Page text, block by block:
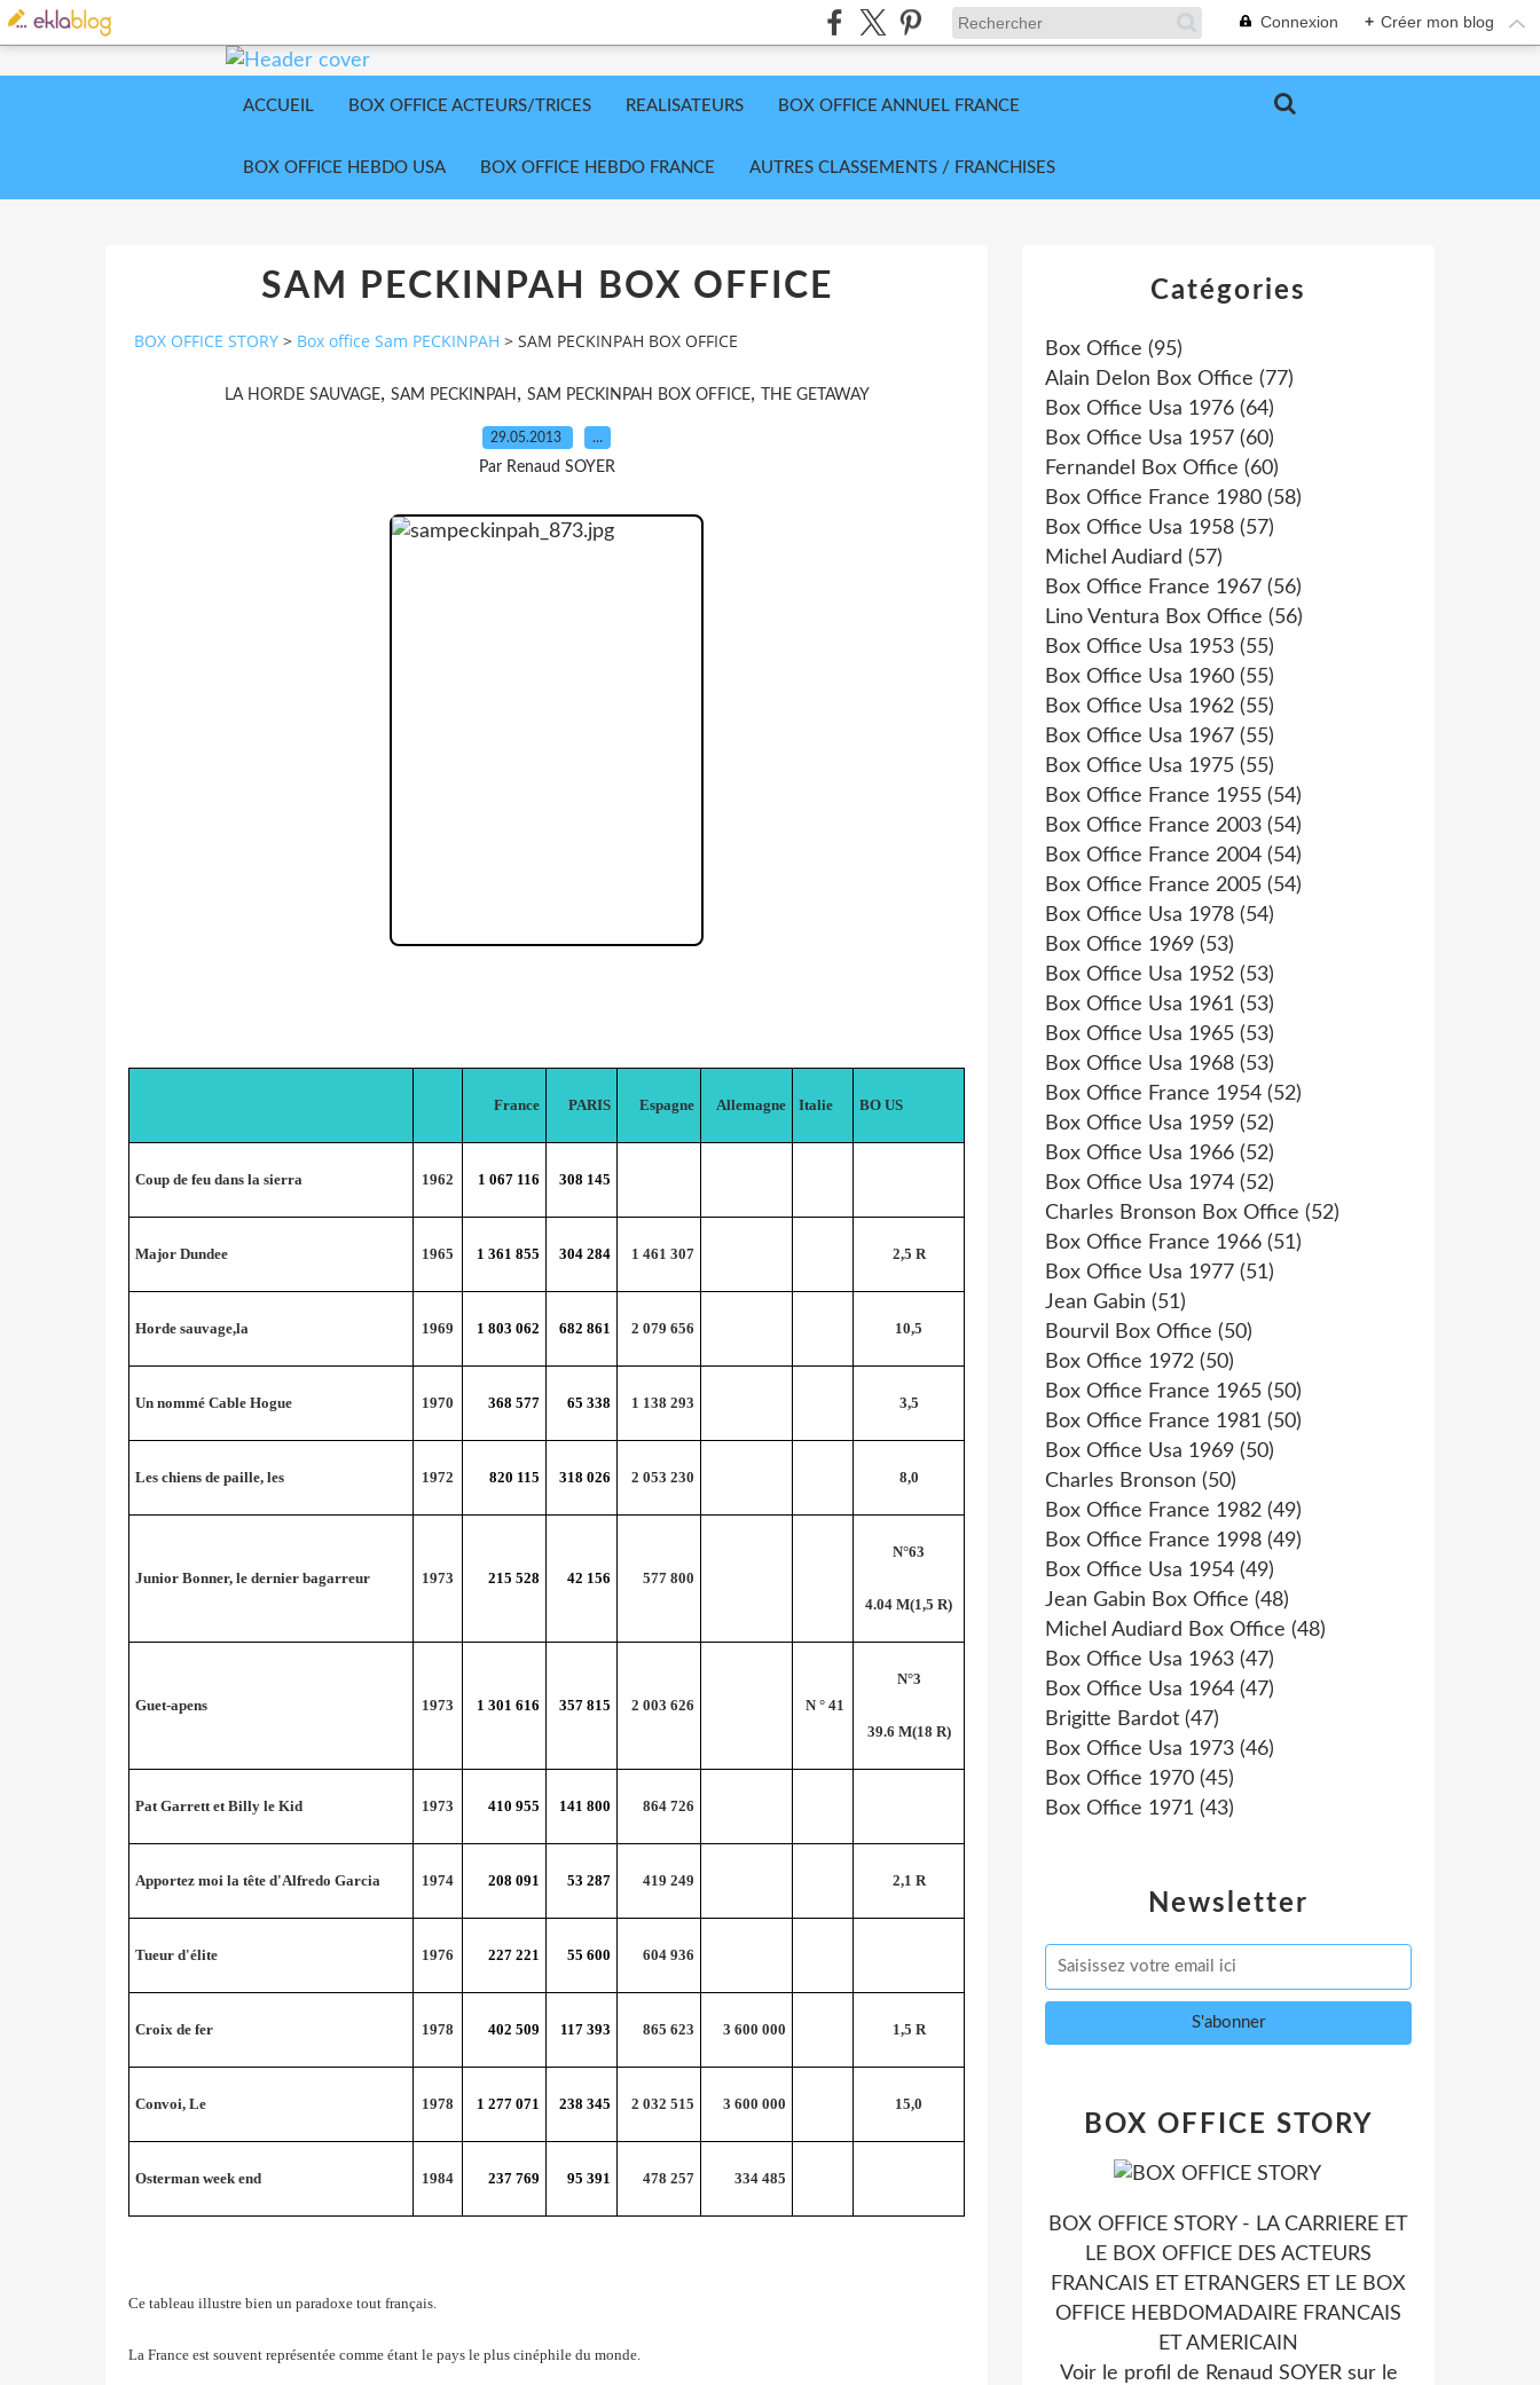
Connexion + Créer mon blog
ACCUEIL BOX OFFICE ACTEURS/TRICES REALISATEURS BOX OFFICE ANNUEL FRANCE
BOX OFFICE HEBDO USA BOX OFFICE HEBDO FRANCE AUTRES CLASSEMENTS / FRANCHISES
SAM PECKINPAH BOX OFFICE
BOX OFFICE STORY > Box office Sam PECKINPAH > SAM PECKINPAH BOX OFFICE
LA HORDE SAUVAGE, SAM PECKINPAH , SAM PECKINPAH BOX OFFICE, THE GETAWAY
29.05.2013 …
Par Renaud SOYER
France PARIS Espagne Allemagne Italie BO US
Coup de feu dans la sierra 1962 1 067 116 308 145
Major Dundee 1965 1 361 855 304 284 1 461 307 2,5 R
Horde sauvage,la 1969 1 803 062 682 861 2 079 656 10,5
Un nommé Cable Hogue 1970 368 577 65 338 1 138 293 3,5
Les chiens de paille, les 1972 820 115 318 026 2 053 230 8,0
Junior Bonner, le dernier bagarreur 1973 215 528 42 156 577 800
N°63
4.04 M(1,5 R)
Guet-apens 1973 1 301 616 357 815 2 003 626 N ° 41
N°3
39.6 M(18 R)
Pat Garrett et Billy le Kid 1973 410 955 141 800 864 726
Apportez moi la tête d'Alfredo Garcia 1974 208 091 53 287 419 249 2,1 R
Tueur d'élite 1976 227 221 55 600 604 936
Croix de fer 1978 402 509 117 393 865 623 3 600 000 1,5 R
Convoi, Le 1978 1 277 071 238 345 2 032 515 3 600 000 15,0
Osterman week end 1984 237 769 95 391 478 257 334 485
Ce tableau illustre bien un paradoxe tout français.
La France est souvent représentée comme étant le pays le plus cinéphile du monde.
Newsletter
Catégories
Box Office (95)
Alain Delon Box Office (77)
Box Office Usa 1976 (64)
Box Office Usa 1957 (60)
Fernandel Box Office (60)
Box Office France 1980 (58)
Box Office Usa 1958 (57)
Michel Audiard (57)
Box Office France 1967 (56)
Lino Ventura Box Office (56)
Box Office Usa 1953 (55)
Box Office Usa 1960 (55)
Box Office Usa 1962 (55)
Box Office Usa 1967 (55)
Box Office Usa 1975 (55)
Box Office France 1955 (54)
Box Office France 2003 (54)
Box Office France 2004 (54)
Box Office France 2005 (54)
Box Office Usa 1978 (54)
Box Office 1969 (53)
Box Office Usa 1952 (53)
Box Office Usa 1961 (53)
Box Office Usa 1965 (53)
Box Office Usa 1968 (53)
Box Office France 1954 (52)
Box Office Usa 1959 (52)
Box Office Usa 1966 (52)
Box Office Usa 1974 (52)
Charles Bronson Box Office (52)
Box Office France 1966 (51)
Box Office Usa 1977 (51)
Jean Gabin (51)
Bourvil Box Office (50)
Box Office 1972 (50)
Box Office France 1965 (50)
Box Office France 1981 (50)
Box Office Usa 1969 (50)
Charles Bronson (50)
Box Office France 1982 (49)
Box Office France 1998 (49)
Box Office Usa 1954 (49)
Jean Gabin Box Office (48)
Michel Audiard Box Office (48)
Box Office Usa 1963 (47)
Box Office Usa 1964 (47)
Brigitte Bardot (47)
Box Office Usa 1973 (46)
Box Office 1970 (45)
Box Office 1971 (43)
BOX OFFICE STORY
BOX OFFICE STORY - LA CARRIERE ET
LE BOX OFFICE DES ACTEURS
FRANCAIS ET ETRANGERS ET LE BOX
OFFICE HEBDOMADAIRE FRANCAIS
ET AMERICAIN
Voir le profil de Renaud SOYERsur le